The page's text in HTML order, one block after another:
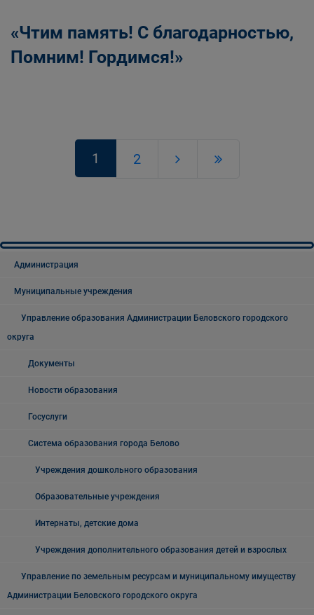
«Чтим память! С благодарностью,
Помним! Гордимся!»
1 2
Администрация
Муниципальные учреждения
Управление образования Администрации Беловского городского
округа
Документы
Новости образования
Госуслуги
Система образования города Белово
Учреждения дошкольного образования
Образовательные учреждения
Интернаты, детские дома
Учреждения дополнительного образования детей и взрослых
Управление по земельным ресурсам и муниципальному имуществу
Администрации Беловского городского округа